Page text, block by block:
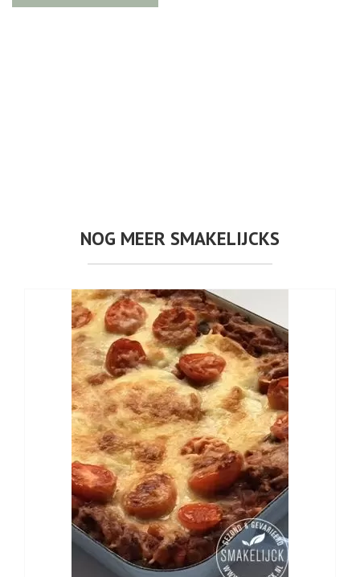
NOG MEER SMAKELIJCKS